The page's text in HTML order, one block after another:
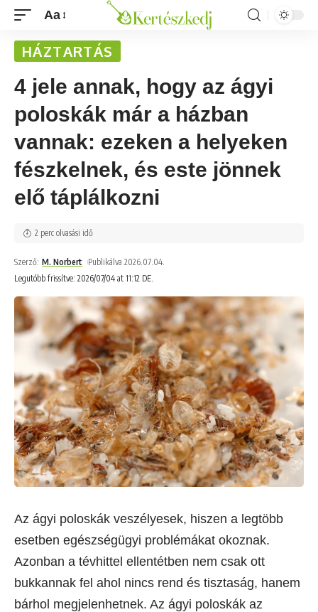
Aa
HÁZTARTÁS
4 jele annak, hogy az ágyi
poloskák már a házban
vannak: ezeken a helyeken
fészkelnek, és este jönnek
elő táplálkozni
Legutóbb frissítve: 2026/07/04 at 11:12 DE.
Szerző: M. Norbert Publikálva 2026.07.04.
2 perc olvasási idő
Az ágyi poloskák veszélyesek, hiszen a legtöbb
esetben egészségügyi problémákat okoznak.
Azonban a tévhittel ellentétben nem csak ott
bukkannak fel ahol nincs rend és tisztaság, hanem
bárhol megjelenhetnek. Az ágyi poloskák az